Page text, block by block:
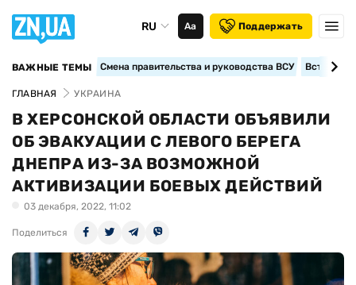
RU Аа Поддержать
ВАЖНЫЕ ТЕМЫ Смена правительства и руководства ВСУ
ГЛАВНАЯ УКРАИНА
В ХЕРСОНСКОЙ ОБЛАСТИ ОБЪЯВИЛИ
ОБ ЭВАКУАЦИИ С ЛЕВОГО БЕРЕГА
ДНЕПРА ИЗ-ЗА ВОЗМОЖНОЙ
АКТИВИЗАЦИИ БОЕВЫХ ДЕЙСТВИЙ
03 декабря, 2022, 11:02
Поделиться